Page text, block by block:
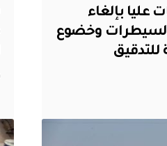
عليا بإلغاء
وخضوع
للتدقيق